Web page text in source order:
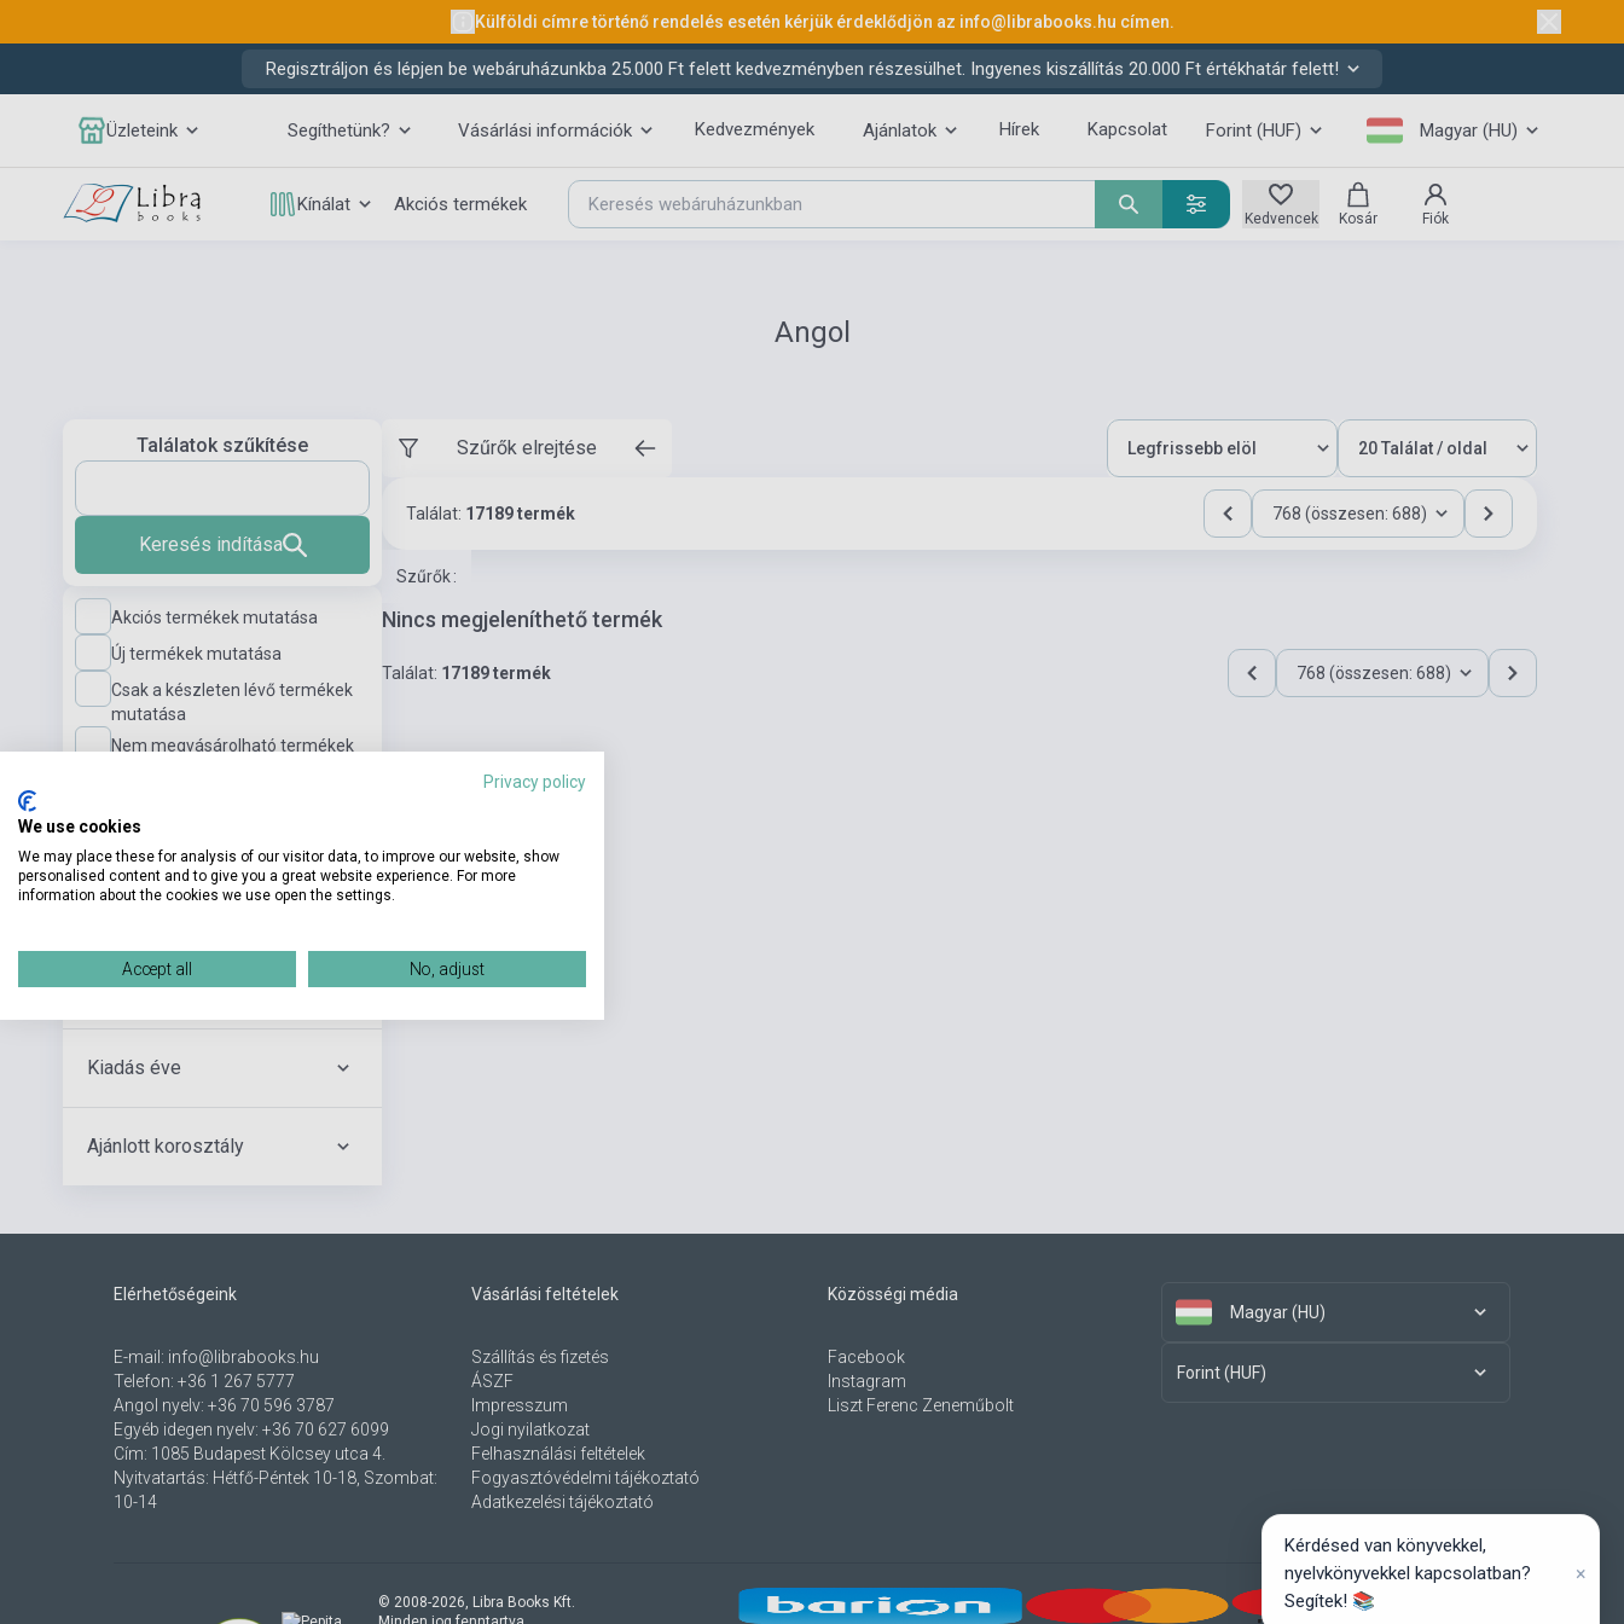
Külföldi címre történő rendelés esetén kérjük érdeklődjön az info@librabooks.hu címen.
Regisztráljon és lépjen be webáruházunkba 25.000 Ft felett kedvezményben részesülhet. Ingyenes kiszállítás 20.000 Ft értékhatár felett!
Üzleteink Segíthetünk? Vásárlási információk Kedvezmények Ajánlatok Hírek Kapcsolat Forint (HUF) Magyar (HU)
Kínálat Akciós termékek
Kedvencek Kosár Fiók
Angol
Találatok szűkítése
Keresés indítása
Akciós termékek mutatása
Új termékek mutatása
Csak a készleten lévő termékek
mutatása
Nem megvásárolható termékek
Nyelvi szint
Szerző
Kiadás éve
Ajánlott korosztály
Szűrők elrejtése
Találat: 17189 termék 768 (összesen: 688)
Szűrők:
Nincs megjeleníthető termék
Találat: 17189 termék 768 (összesen: 688)
Elérhetőségeink
E-mail: info@librabooks.hu
Telefon: +36 1 267 5777
Angol nyelv: +36 70 596 3787
Egyéb idegen nyelv: +36 70 627 6099
Cím: 1085 Budapest Kölcsey utca 4.
Nyitvatartás: Hétfő-Péntek 10-18, Szombat:
10-14
Vásárlási feltételek
Szállítás és fizetés
ÁSZF
Impresszum
Jogi nyilatkozat
Felhasználási feltételek
Fogyasztóvédelmi tájékoztató
Adatkezelési tájékoztató
Közösségi média
Facebook
Instagram
Liszt Ferenc Zeneműbolt
Magyar (HU)
Forint (HUF)
© 2008-2026, Libra Books Kft.
Privacy policy
We use cookies
We may place these for analysis of our visitor data, to improve our website, show
personalised content and to give you a great website experience. For more
information about the cookies we use open the settings.
Accept all No, adjust
Kérdésed van könyvekkel,
nyelvkönyvekkel kapcsolatban?
Segítek! 📚
×